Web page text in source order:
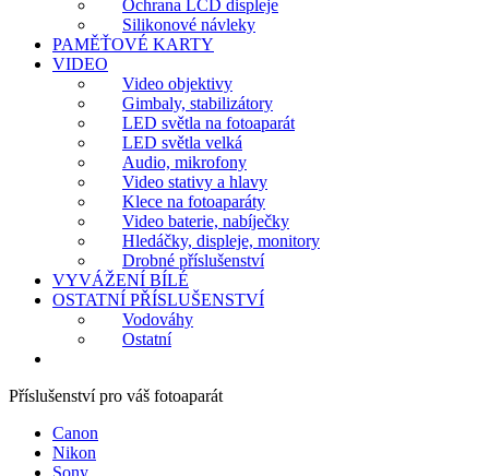
Ochrana LCD displeje
Silikonové návleky
PAMĚŤOVÉ KARTY
VIDEO
Video objektivy
Gimbaly, stabilizátory
LED světla na fotoaparát
LED světla velká
Audio, mikrofony
Video stativy a hlavy
Klece na fotoaparáty
Video baterie, nabíječky
Hledáčky, displeje, monitory
Drobné příslušenství
VYVÁŽENÍ BÍLÉ
OSTATNÍ PŘÍSLUŠENSTVÍ
Vodováhy
Ostatní
Příslušenství pro váš fotoaparát
Canon
Nikon
Sony